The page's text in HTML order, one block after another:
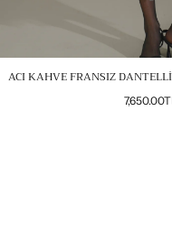
ACI KAHVE FRANSIZ
Normal
7,650.00TL